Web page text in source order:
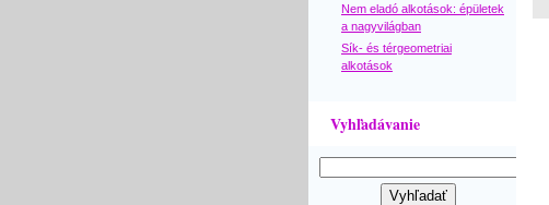
Nem eladó alkotások: épületek
a nagyvilágban
Sík- és térgeometriai
alkotások
Vyhľadávanie